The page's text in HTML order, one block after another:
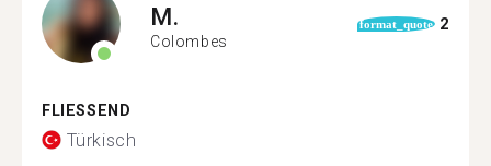
M.
Colombes
format_quote 2
FLIESSEND
Türkisch